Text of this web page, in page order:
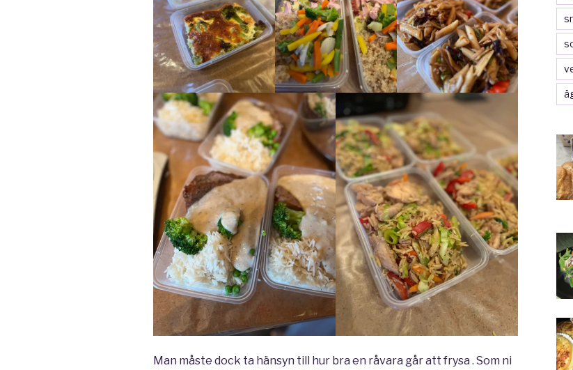
Man måste dock ta hänsyn till hur bra en råvara går att frysa . Som ni